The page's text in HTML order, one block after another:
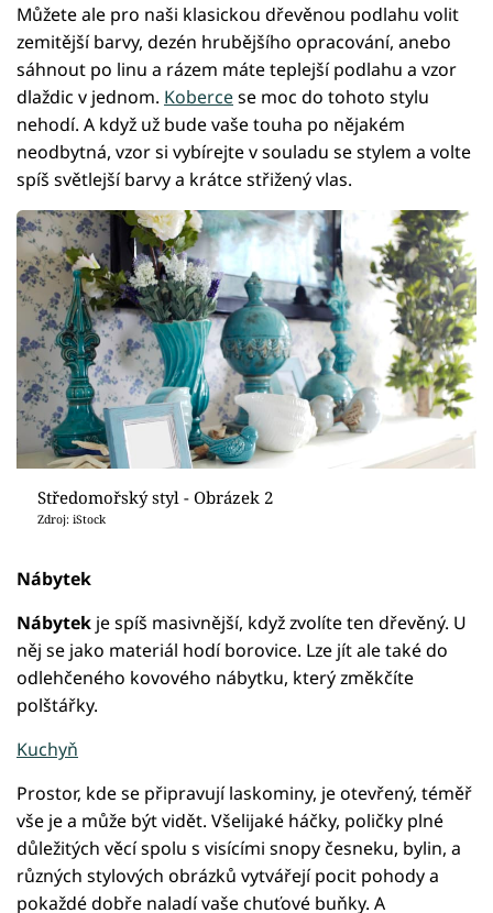
Můžete ale pro naši klasickou dřevěnou podlahu volit
zemitější barvy, dezén hrubějšího opracování, anebo
sáhnout po linu a rázem máte teplejší podlahu a vzor
dlaždic v jednom. Kobercese moc do tohoto stylu
nehodí. A když už bude vaše touha po nějakém
neodbytná, vzor si vybírejte v souladu se stylem a volte
spíš světlejší barvy a krátce střižený vlas.
Středomořský styl - Obrázek 2
Zdroj: iStock
Nábytek
Nábytek je spíš masivnější, když zvolíte ten dřevěný. U
něj se jako materiál hodí borovice. Lze jít ale také do
odlehčeného kovového nábytku, který změkčíte
polštářky.
Kuchyň
Prostor, kde se připravují laskominy, je otevřený, téměř
vše je a může být vidět. Všelijaké háčky, poličky plné
důležitých věcí spolu s visícími snopy česneku, bylin, a
různých stylových obrázků vytvářejí pocit pohody a
pokaždé dobře naladí vaše chuťové buňky. A